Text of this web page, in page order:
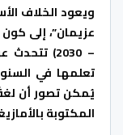
ويعود الخلاف
– 2030)
تعلمها في
يُمكن تصور أن
المكتوبة